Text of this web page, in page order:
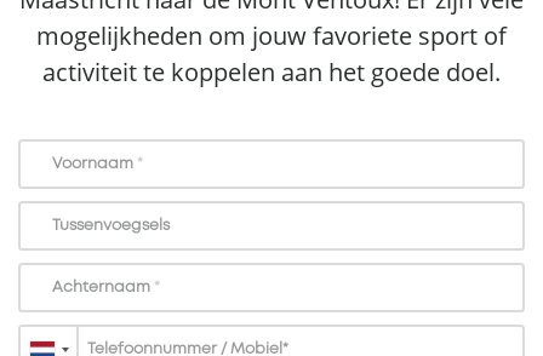
mogelijkheden om jouw favoriete sport of
activiteit te koppelen aan het goede doel.
Voornaam *
Tussenvoegsels
Achternaam *